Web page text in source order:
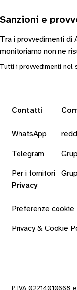
Sanzioni e
Tra i provvedimenti di
monitoriamo non ne
Tutti i provvedimenti nel
Contatti
WhatsApp
Telegram
Per i fornitori
Privacy
Preferenze cookie
Privacy & Cookie
P.IVA 02214010668